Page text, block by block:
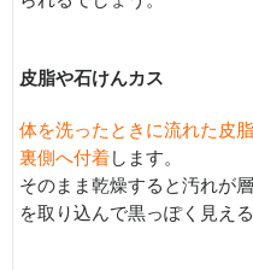
皮脂や石けんカス
体を洗ったときに流れた皮
裏側へ付着します。
そのまま乾燥すると汚れが
を取り込んで黒っぽく見え